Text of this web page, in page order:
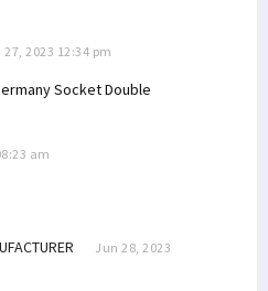
27, 2023 12:34 pm
Socket Double
am
Jun 28, 2023